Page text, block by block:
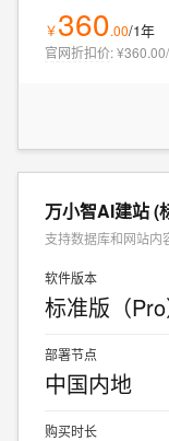
￥360.00/1年
官网折扣价:
万小智AI建站 (
支持数据库和网站内
软件版本
标准版（Pro
部署节点
中国内地
购买时长